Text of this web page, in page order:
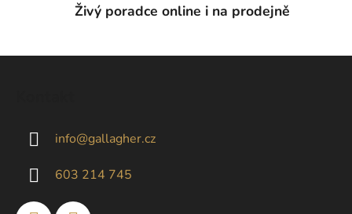
i
u
Živý poradce online i na prodejně
info@gallagher.cz
603 214 745